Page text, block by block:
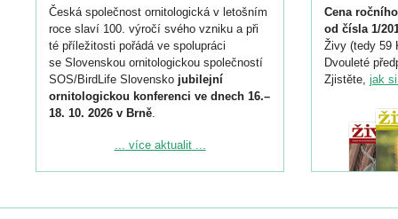
Česká společnost ornitologická v letošním
roce slaví 100. výročí svého vzniku a při
té příležitosti pořádá ve spolupráci
se Slovenskou ornitologickou společností
SOS/BirdLife Slovensko jubilejní
ornitologickou konferenci ve dnech 16.–
18. 10. 2026 v Brně.
Podrobnější informace ke konferenci
Registrovat se můžete do 6. září.
... více aktualit ...
Cena
od čísla 1/
Živy (tedy 59
Dvouleté
Zjistěte, jak